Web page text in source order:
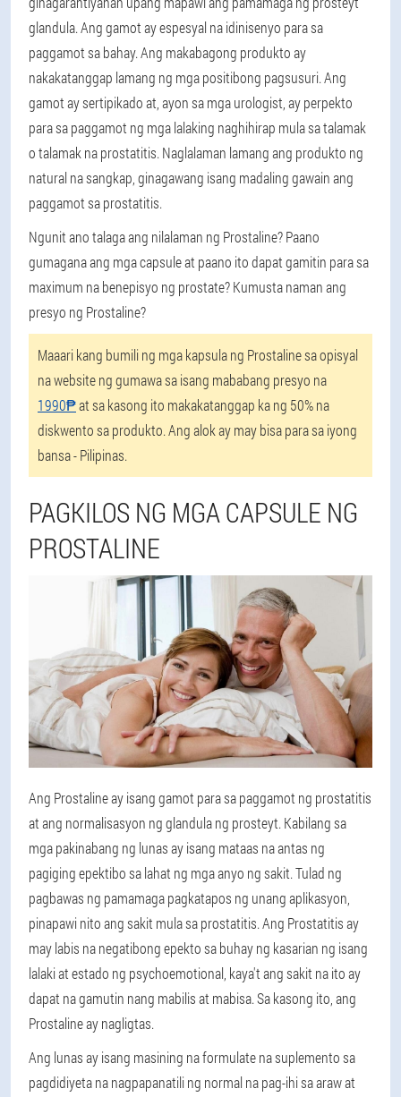
glandula. Ang gamot ay espesyal na idinisenyo para sa
paggamot sa bahay. Ang makabagong produkto ay
nakakatanggap lamang ng mga positibong pagsusuri. Ang
gamot ay sertipikado at, ayon sa mga urologist, ay perpekto
para sa paggamot ng mga lalaking naghihirap mula sa talamak
o talamak na prostatitis. Naglalaman lamang ang produkto ng
natural na sangkap, ginagawang isang madaling gawain ang
paggamot sa prostatitis.
Ngunit ano talaga ang nilalaman ng Prostaline? Paano
gumagana ang mga capsule at paano ito dapat gamitin para sa
maximum na benepisyo ng prostate? Kumusta naman ang
presyo ng Prostaline?
Maaari kang bumili ng mga kapsula ng Prostaline sa opisyal
na website ng gumawa sa isang mababang presyo na
1990₱at sa kasong ito makakatanggap ka ng 50% na
diskwento sa produkto. Ang alok ay may bisa para sa iyong
bansa - Pilipinas.
PAGKILOS NG MGA CAPSULE NG
PROSTALINE
Ang Prostaline ay isang gamot para sa paggamot ng prostatitis
at ang normalisasyon ng glandula ng prosteyt. Kabilang sa
mga pakinabang ng lunas ay isang mataas na antas ng
pagiging epektibo sa lahat ng mga anyo ng sakit. Tulad ng
pagbawas ng pamamaga pagkatapos ng unang aplikasyon,
pinapawi nito ang sakit mula sa prostatitis. Ang Prostatitis ay
may labis na negatibong epekto sa buhay ng kasarian ng isang
lalaki at estado ng psychoemotional, kaya't ang sakit na ito ay
dapat na gamutin nang mabilis at mabisa. Sa kasong ito, ang
Prostaline ay nagligtas.
Ang lunas ay isang masining na formulate na suplemento sa
pagdidiyeta na nagpapanatili ng normal na pag-ihi sa araw at